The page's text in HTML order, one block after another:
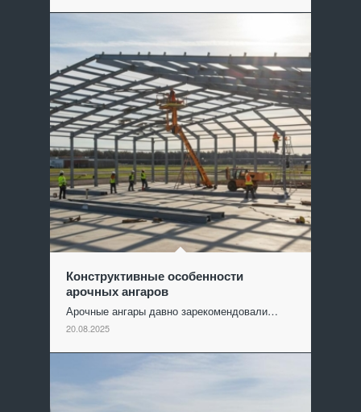
Конструктивные особенности
арочных ангаров
Арочные ангары давно зарекомендовали…
20.08.2025